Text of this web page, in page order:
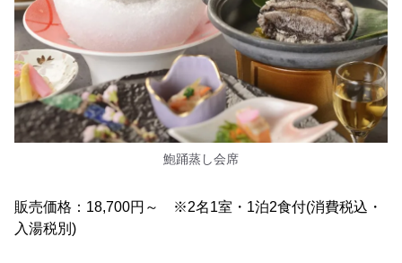
鮑踊蒸し会席
販売価格：18,700円～ ※2名1室・1泊2食付(消費税込・
入湯税別)